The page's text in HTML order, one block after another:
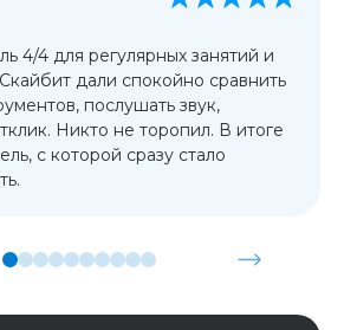
4/4 для регулярных занятий и
дали спокойно сравнить
послушать звук,
Никто не торопил. В итоге
с которой сразу стало